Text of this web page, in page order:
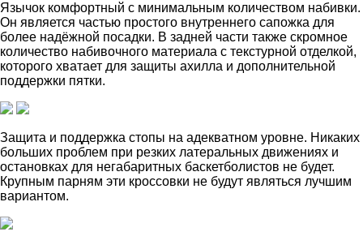
Язычок комфортный с минимальным количеством набивки.
Он является частью простого внутреннего сапожка для
более надёжной посадки. В задней части также скромное
количество набивочного материала с текстурной отделкой,
которого хватает для защиты ахилла и дополнительной
поддержки пятки.
Защита и поддержка стопы на адекватном уровне. Никаких
больших проблем при резких латеральных движениях и
остановках для негабаритных баскетболистов не будет.
Крупным парням эти кроссовки не будут являться лучшим
вариантом.